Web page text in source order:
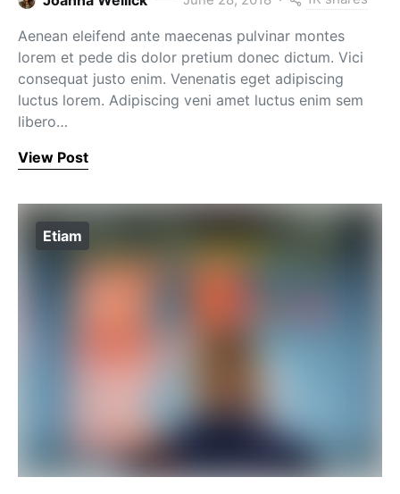
Aenean eleifend ante maecenas pulvinar montes
lorem et pede dis dolor pretium donec dictum. Vici
consequat justo enim. Venenatis eget adipiscing
luctus lorem. Adipiscing veni amet luctus enim sem
libero…
View Post
Etiam